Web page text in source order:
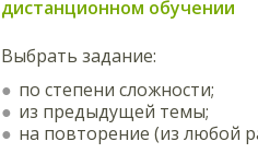
дистанционном обучении
Выбрать задание:
по степени сложности;
из предыдущей темы;
на повторение (из любой